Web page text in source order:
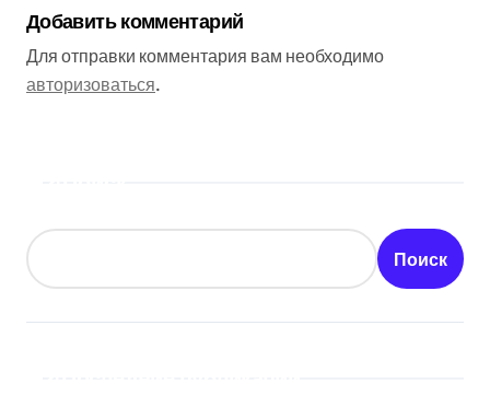
Добавить комментарий
Для отправки комментария вам необходимо
авторизоваться.
Поиск